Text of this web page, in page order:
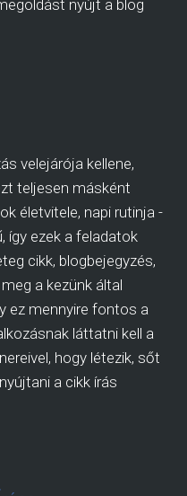
nyújt a blog
velejárója kellene,
teljesen másként
életvitele, napi rutinja -
így ezek a feladatok
cikk, blogbejegyzés,
a kezünk által
ez mennyire fontos a
láttatni kell a
hogy létezik, sőt
a cikk írás